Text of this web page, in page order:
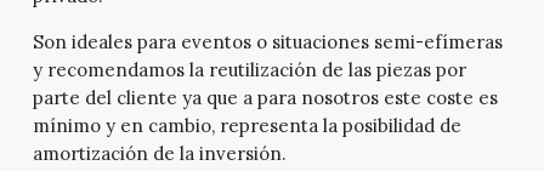
Son ideales para eventos o situaciones semi-efímeras
y recomendamos la reutilización de las piezas por
parte del cliente ya que a para nosotros este coste es
mínimo y en cambio, representa la posibilidad de
amortización de la inversión.